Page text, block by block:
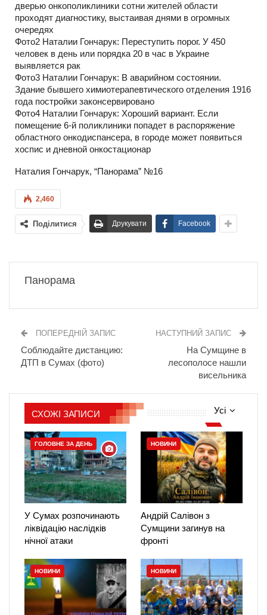
дверью онкополиклиники сотни жителей области
проходят диагностику, выстаивая днями в огромных
очередях
Фото2 Наталии Гончарук: Переступить порог. У 450
человек в день или порядка 20 в час в Украине
выявляется рак
Фото3 Наталии Гончарук: В аварийном состоянии.
Здание бывшего химиотерапевтического отделения 1916
года постройки законсервировано
Фото4 Наталии Гончарук: Хороший вариант. Если
помещение 6-й поликлиники попадет в распоряжение
областного онкодиспансера, в городе может появиться
хоспис и дневной онкостационар
Наталия Гончарук, “Панорама” №16
2,460
Поділитися Друкувати Facebook
Панорама
ПОПЕРЕДНІЙ ЗАПИС
Соблюдайте дистанцию:
ДТП в Сумах (фото)
НАСТУПНИЙ ЗАПИС
На Сумщине в
лесополосе нашли
висельника
Усі
СХОЖІ ЗАПИСИ
ГОЛОВНЕ ЗА ДЕНЬ
У Сумах розпочинають
ліквідацію наслідків
нічної атаки
НОВИНИ
Андрій Салівон з
Сумщини загинув на
фронті
НОВИНИ НОВИНИ